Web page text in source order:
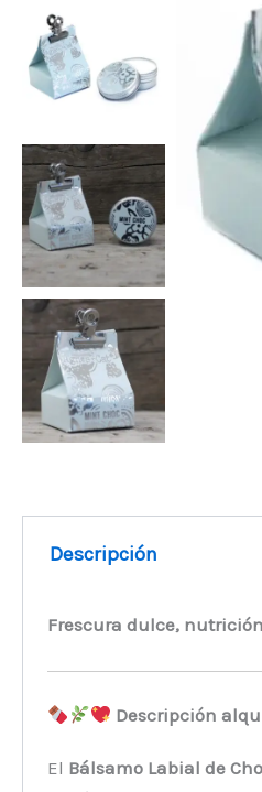
Descripción
Frescura dulce,
Descripción
El Bálsamo Labial de